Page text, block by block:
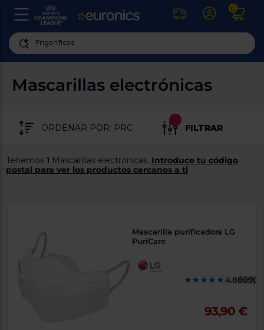
0
Personaliza
tu
experiencia
compra
código
postal
Mascarillas electrónicas
FILTRAR
Tenemos 1 Mascarillas electrónicas. Introduce tu código
postal para ver los productos cercanos a ti
Mascarilla purificadora LG
PuriCare
(109)
93,90 €